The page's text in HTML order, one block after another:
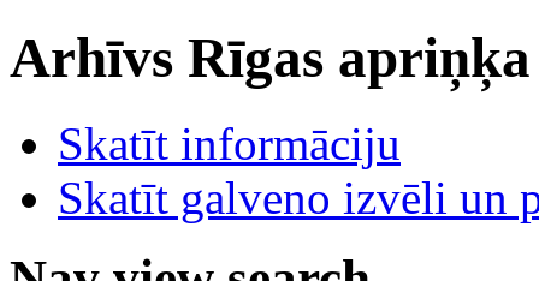
Arhīvs Rīgas
Skatīt informāciju
Skatīt galveno izvēli un